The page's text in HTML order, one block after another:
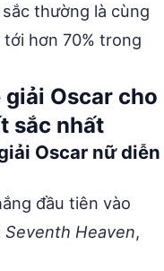
thường là cùng
hơn 70% trong
Oscar cho
sắc nhất
Oscar nữ diễn
đầu tiên vào
Seventh Heaven,